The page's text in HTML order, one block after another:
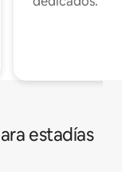
estadías